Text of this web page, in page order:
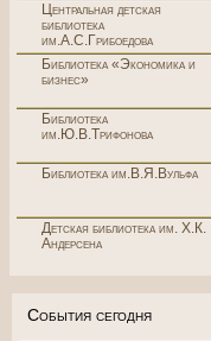
Центральная детская
библиотека
им.А.С.Грибоедова
Библиотека «Экономика и
бизнес»
Библиотека
им.Ю.В.Трифонова
Библиотека им.В.Я.Вульфа
Детская библиотека им. Х.К.
Андерсена
События сегодня